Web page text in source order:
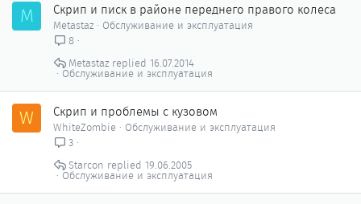
M Скрип и писк в районе переднего правого колеса
Metastaz
Обслуживание и эксплуатация
8
Обслуживание и эксплуатация
16.07.2014
Metastaz
W Скрип и проблемы с кузовом
WhiteZombie
Обслуживание и эксплуатация
3
Обслуживание и эксплуатация
19.06.2005
Starcon